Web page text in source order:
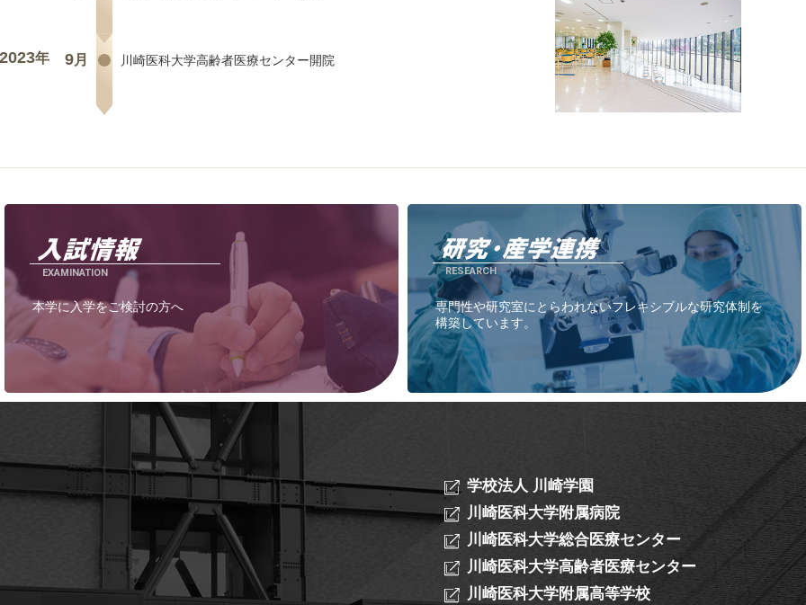
2023年 9月 川崎医科大学高齢者医療センター開院
EXAMINATION
本学に入学をご検討の方へ
RESEARCH
専門性や研究室にとらわれないフレキシブルな研究体制を
構築しています。
学校法人 川崎学園
川崎医科大学附属病院
川崎医科大学総合医療センター
川崎医科大学高齢者医療センター
川崎医科大学附属高等学校